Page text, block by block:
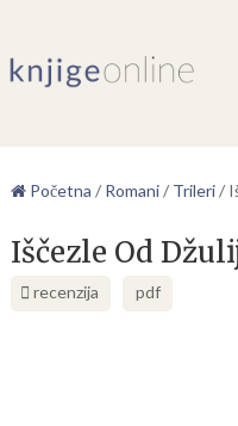
Početna / Romani/ Trileri/
Iščezle Od
recenzija pdf